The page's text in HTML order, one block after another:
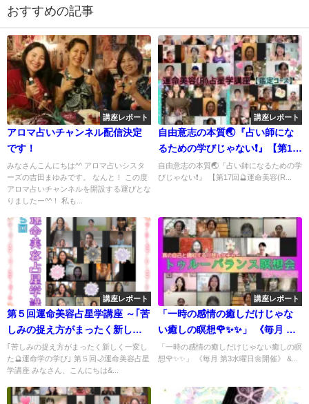
おすすめの記事
講座レポート
アロマ占いチャンネル配信決定
です！
みなさんこんにちは^^ アロマ占いシスタ
ーズの吉田まゆみです。 なんと！ この度
アロマ占いチャンネルを開設する運びとな
りましたー^^！ 私も...
講座レポート
自由意志の本質🌏『占い師にな
るための学びじゃない❗️』【第17
回🔮運命美容(R)占星学講座】
自由意志の本質🌏『占い師になるための学
びじゃない❗️』 【第17回🔮運命美容(R...
講座レポート
第５回運命美容占星学講座 ～｢苦
しみの捉え方がまったく新しく
一変した🔮運命学の学び｣～
｢苦しみの捉え方がまったく新しく一変し
た🔮運命学の学び｣ 第５回🌙運命美容占星
学講座 みなさん、こんにちは&...
講座レポート
「一時の感情の癒しだけじゃな
い癒しの瞑想🌹✨✨」 《毎月 第3
水曜日🌼開催》 ⚜️運命美容家の
KANAE先生によるスペシャルレ
【🌈🧘‍トゥルーバランス瞑想
「一時の感情の癒しだけじゃない癒しの瞑
想🌹✨✨」 《毎月 第3水曜日🌼開催》 &...